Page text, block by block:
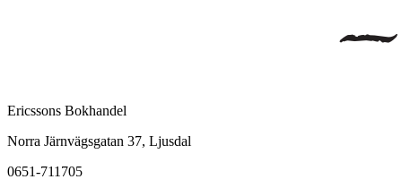
Ericssons Bokhandel
Norra Järnvägsgatan 37, Ljusdal
0651-711705